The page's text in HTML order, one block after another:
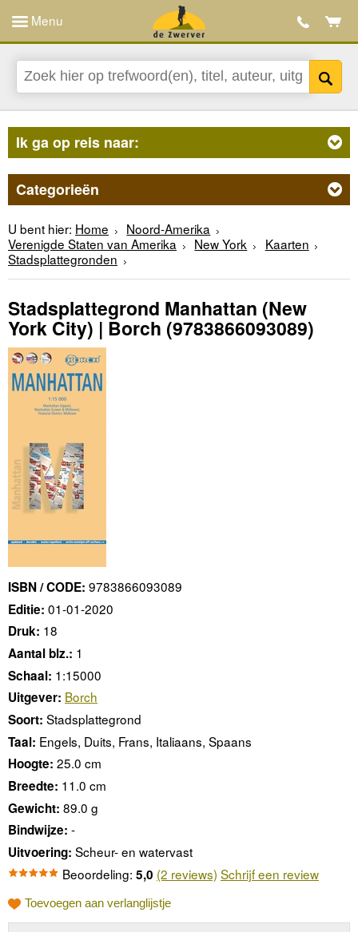
Menu
Ik ga op reis naar:
Categorieën
U bent hier: Home
Noord-Amerika
Verenigde Staten van Amerika
New York
Kaarten
Stadsplattegronden
Stadsplattegrond Manhattan (New
York City) | Borch (9783866093089)
ISBN / CODE: 9783866093089
Editie: 01-01-2020
Druk: 18
Aantal blz.: 1
Schaal: 1:15000
Uitgever: Borch
Soort: Stadsplattegrond
Taal: Engels, Duits, Frans, Italiaans, Spaans
Hoogte: 25.0 cm
Breedte: 11.0 cm
Gewicht: 89.0 g
Bindwijze: -
Uitvoering: Scheur- en watervast
Beoordeling: 5,0 (2 reviews) Schrijf een review
Toevoegen aan verlanglijstje